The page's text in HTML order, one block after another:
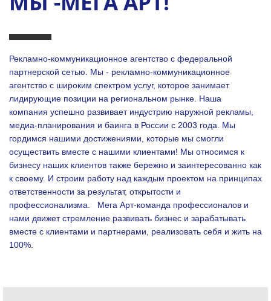
Рекламно-коммуникационное агентство с федеральной
партнерской сетью. Мы - рекламно-коммуникационное
агентство с широким спектром услуг, которое занимает
лидирующие позиции на региональном рынке. Наша
компания успешно развивает индустрию наружной рекламы,
медиа-планирования и баинга в России с 2003 года. Мы
гордимся нашими достижениями, которые мы смогли
осуществить вместе с нашими клиентами! Мы относимся к
бизнесу наших клиентов также бережно и заинтересованно как
к своему. И строим работу над каждым проектом на принципах
ответственности за результат, открытости и
профессионализма. Мега Арт-команда профессионалов и
нами движет стремление развивать бизнес и зарабатывать
вместе с клиентами и партнерами, реализовать себя и жить на
100%.